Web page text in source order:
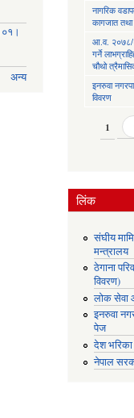
अन्य
नागरिक
कागजात तथा
आ.व. २०७८/
गर्ने
चौथो
इनरुवा
विवरण
Pages
1
लिंक
संघीय
मन्त्रालय
ठेगाना
विवरण)
लोक सेवा
इनरुवा
पेज
देश
नेपाल